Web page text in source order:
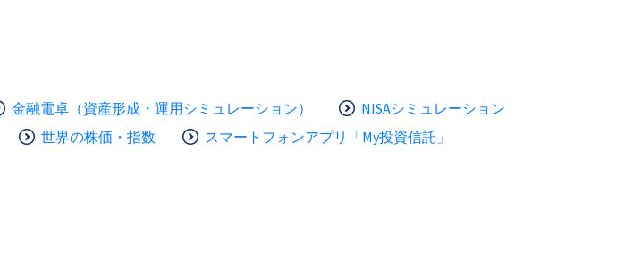
金融電卓（資産形成・運用シミュレーション）
NISAシミュレーション
世界の株価・指数 スマートフォンアプリ「My投資信託」